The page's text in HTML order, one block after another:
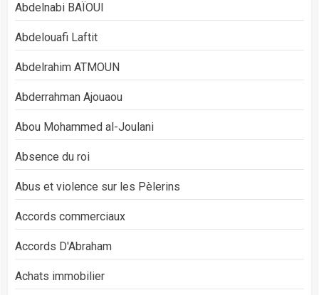
Abdelnabi BAÏOUI
Abdelouafi Laftit
Abdelrahim ATMOUN
Abderrahman Ajouaou
Abou Mohammed al-Joulani
Absence du roi
Abus et violence sur les Pèlerins
Accords commerciaux
Accords D'Abraham
Achats immobilier